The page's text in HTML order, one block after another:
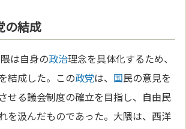
の結成
は自身の政治理念を具体化するため、
結成した。この政党は、 国民の意見を
せる議会制度の確立を目指し、自由民
を汲んだものであった。大隈は、西洋